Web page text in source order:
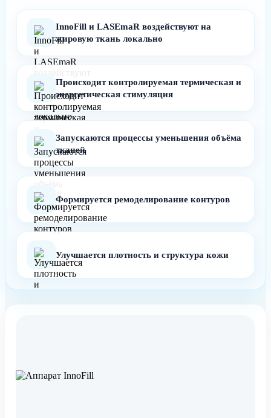
InnoFill и LASEmaR воздействуют на
жировую ткань локально
Происходит контролируемая термическая и
энергетическая стимуляция
Запускаются процессы уменьшения объёма
тканей
Формируется ремоделирование контуров
Улучшается плотность и структура кожи